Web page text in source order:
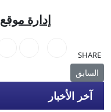
إدارة
SHARE
المقال السابق: عودة
السابق
آخر الأخبار